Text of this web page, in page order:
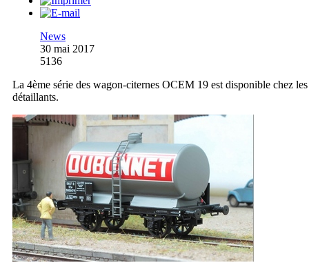
News
30 mai 2017
5136
La 4ème série des wagon-citernes OCEM 19 est disponible chez les
détaillants.